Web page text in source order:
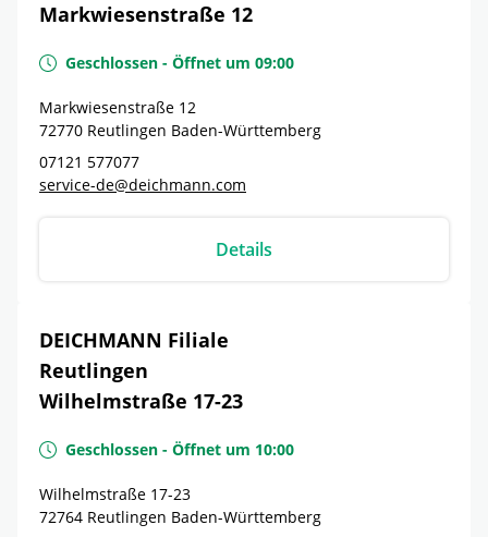
Markwiesenstraße 12
Geschlossen - Öffnet um 09:00
Markwiesenstraße 12
72770 Reutlingen Baden-Württemberg
07121 577077
service-de@deichmann.com
Details
DEICHMANN Filiale
Reutlingen
Wilhelmstraße 17-23
Geschlossen - Öffnet um 10:00
Wilhelmstraße 17-23
72764 Reutlingen Baden-Württemberg